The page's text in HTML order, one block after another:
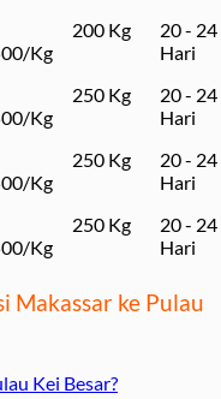
Kg
200 Kg
20 - 24
Hari
Kg
250 Kg
20 - 24
Hari
Kg
250 Kg
20 - 24
Hari
Kg
250 Kg
20 - 24
Hari
Makassar ke Pulau
Kei Besar?